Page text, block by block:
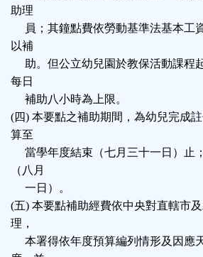
助理
員；其鐘點費依勞動基準法基本工
以補
助。但公立幼兒園於教保活動課程
每日
補助八小時為上限。
(四) 本要點之補助期間，為幼兒完成
算至
當學年度結束（七月三十一日）止
（八月
一日）。
(五) 本要點補助經費依中央對直轄市
理，
本署得依年度預算編列情形及因應